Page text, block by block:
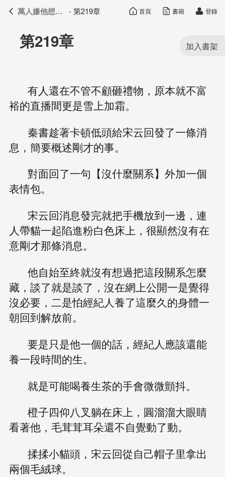
萬人嫌他想開了 目錄
第219章
有人還在不管不顧砸禮物，原本就不富
裕的直播間更是雪上加霜。
秦書趁著卡頓低頭給宋云回發了一條消
息，簡要概述剛才的事。
對面回了一句【沒什麼關系】外加一個
表情包。
宋云回消息發完就把手機放到一邊，連
人帶貓一起陷進粉白色床上，很顯然沒有在
意剛才那條消息。
他自始至終就沒有想過把這段關系怎麼
藏，談了就是談了，沒在網上公開一是覺得
沒必要，二是怕經紀人養了這麼久的身體一
朝回到解放前。
要是只是他一個的話，經紀人應該還能
養一段時間的生。
就是可能喝養生茶的手會微微顫抖。
橙子四仰八叉躺在床上，圓溜溜大眼睛
看著他，毛茸茸耳朵還不自覺動了動。
揉揉小貓頭，宋云回從自己帽子里拿出
兩個毛絨球。
萬人嫌他想開了 - 第219章 首頁 書籍 登錄